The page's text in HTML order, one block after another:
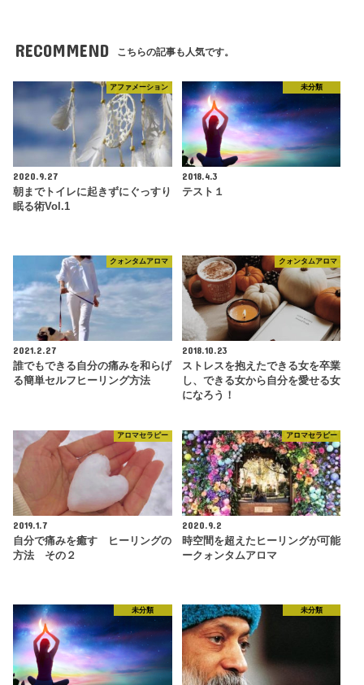
RECOMMEND こちらの記事も人気です。
アファメーション
2020.9.27
朝までトイレに起きずにぐっすり
眠る術Vol.1
未分類
2018.4.3
テスト１
クォンタムアロマ
2021.2.27
誰でもできる自分の痛みを和らげ
る簡単セルフヒーリング方法
クォンタムアロマ
2018.10.23
ストレスを抱えたできる女を卒業
し、できる女から自分を愛せる女
になろう！
アロマセラピー
2019.1.7
自分で痛みを癒す ヒーリングの
方法 その２
アロマセラピー
2020.9.2
時空間を超えたヒーリングが可能
ークォンタムアロマ
未分類 未分類